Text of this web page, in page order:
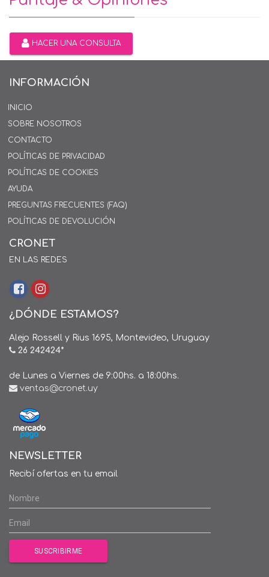
HACER UNA CONSULTA
INFORMACIÓN
INICIO
SOBRE NOSOTROS
CONTACTO
POLÍTICAS DE PRIVACIDAD
POLÍTICAS DE COOKIES
AYUDA
PREGUNTAS FRECUENTES (FAQ)
POLÍTICAS DE DEVOLUCIÓN
CRONET
EN LAS REDES
¿DÓNDE ESTAMOS?
Alejo Rossell y Rius 1695, Montevideo, Uruguay
26 242424*
de Lunes a Viernes de 9:00hs. a 18:00hs.
ventas@cronet.uy
NEWSLETTER
Recibí ofertas en tu email